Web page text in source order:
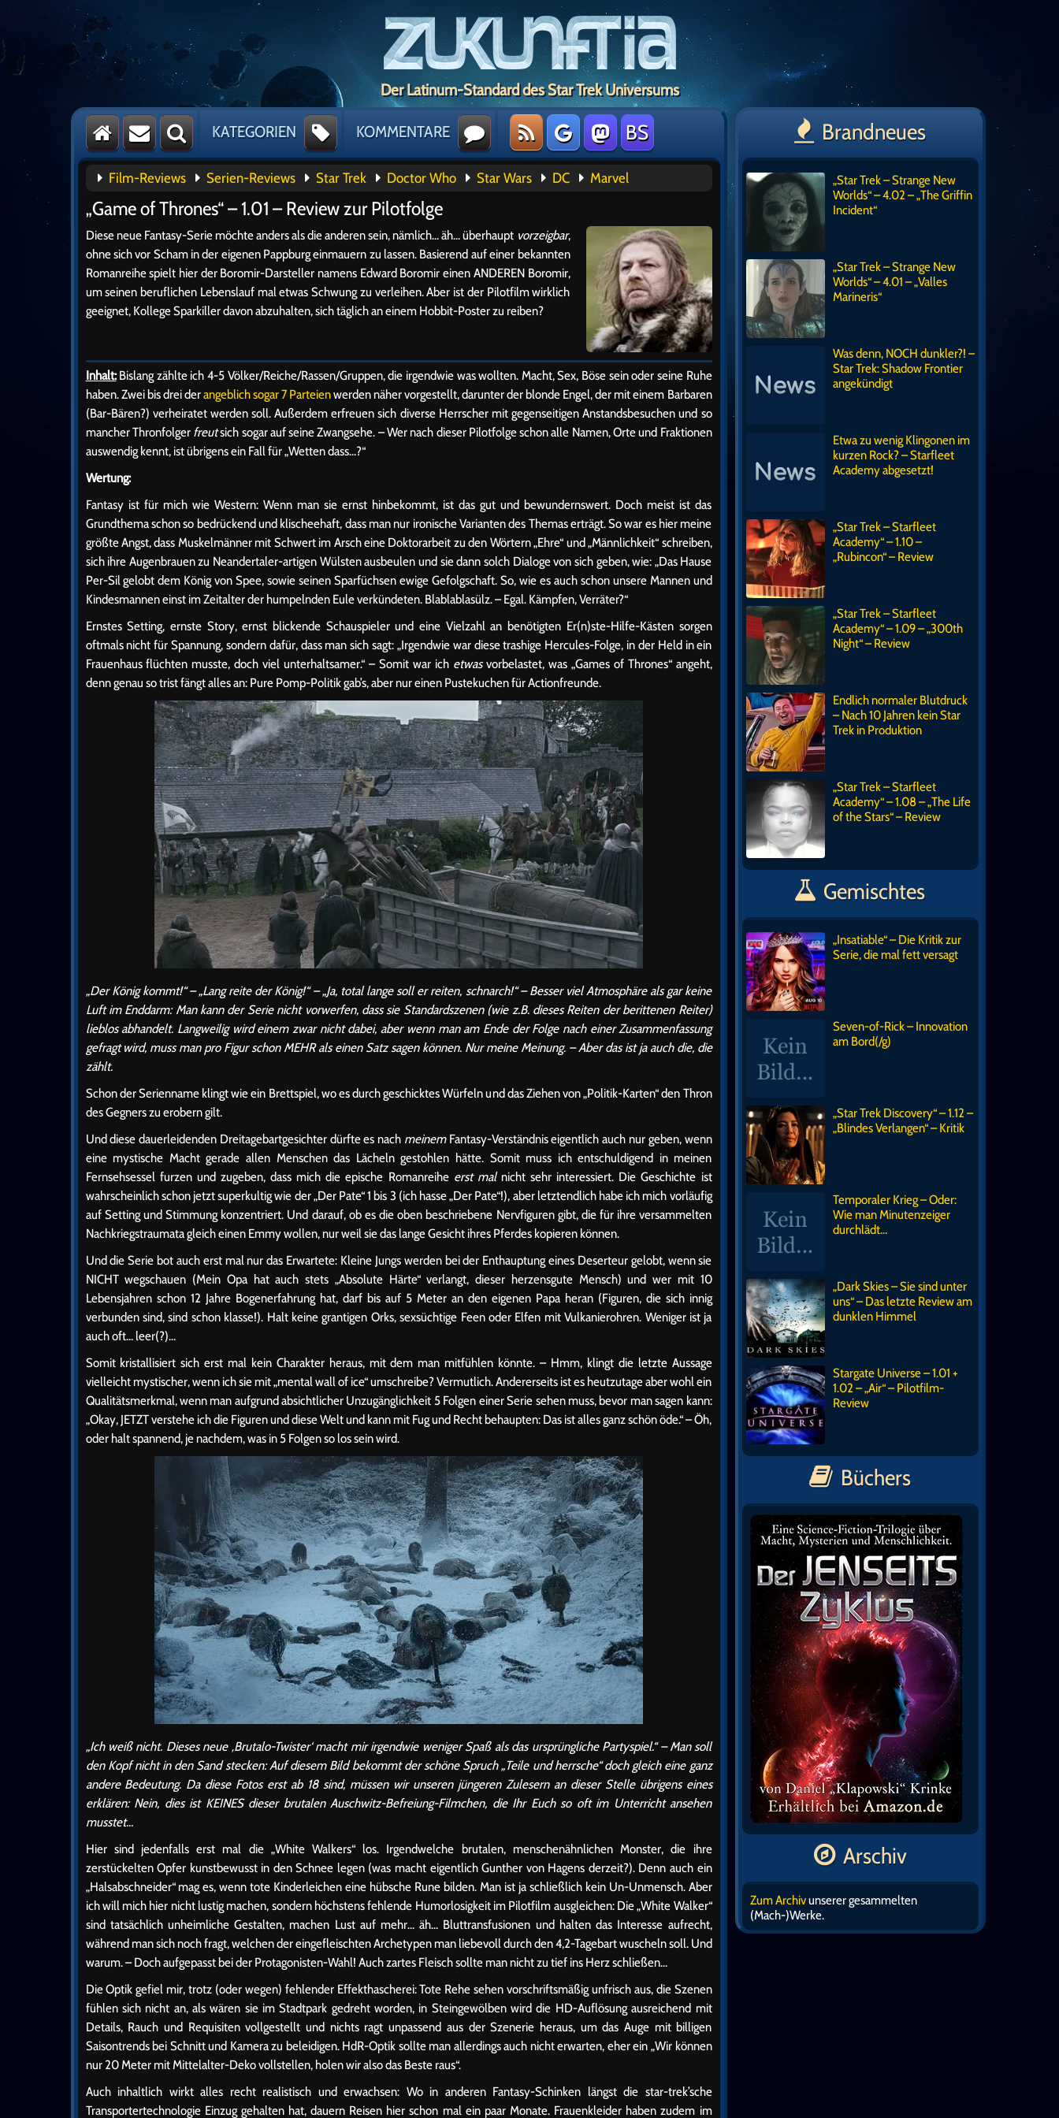
Der Latinum-Standard des Star Trek Universums
KATEGORIEN KOMMENTARE BS
Film-Reviews Serien-Reviews Star Trek Doctor Who Star Wars DC Marvel
„Game of Thrones“ – 1.01 – Review zur Pilotfolge
Diese neue Fantasy-Serie möchte anders als die anderen sein, nämlich… äh… überhaupt vorzeigbar,
ohne sich vor Scham in der eigenen Pappburg einmauern zu lassen. Basierend auf einer bekannten
Romanreihe spielt hier der Boromir-Darsteller namens Edward Boromir einen ANDEREN Boromir,
um seinen beruflichen Lebenslauf mal etwas Schwung zu verleihen. Aber ist der Pilotfilm wirklich
geeignet, Kollege Sparkiller davon abzuhalten, sich täglich an einem Hobbit-Poster zu reiben?
Inhalt:Bislang zählte ich 4-5 Völker/Reiche/Rassen/Gruppen, die irgendwie was wollten. Macht, Sex, Böse sein oder seine Ruhe
haben. Zwei bis drei derangeblich sogar 7 Parteienwerden näher vorgestellt, darunter der blonde Engel, der mit einem Barbaren
(Bar-Bären?) verheiratet werden soll. Außerdem erfreuen sich diverse Herrscher mit gegenseitigen Anstandsbesuchen und so
mancher Thronfolger freutsich sogar auf seine Zwangsehe. – Wer nach dieser Pilotfolge schon alle Namen, Orte und Fraktionen
auswendig kennt, ist übrigens ein Fall für „Wetten dass…?“
Wertung:
Fantasy ist für mich wie Western: Wenn man sie ernst hinbekommt, ist das gut und bewundernswert. Doch meist ist das
Grundthema schon so bedrückend und klischeehaft, dass man nur ironische Varianten des Themas erträgt. So war es hier meine
größte Angst, dass Muskelmänner mit Schwert im Arsch eine Doktorarbeit zu den Wörtern „Ehre“ und „Männlichkeit“ schreiben,
sich ihre Augenbrauen zu Neandertaler-artigen Wülsten ausbeulen und sie dann solch Dialoge von sich geben, wie: „Das Hause
Per-Sil gelobt dem König von Spee, sowie seinen Sparfüchsen ewige Gefolgschaft. So, wie es auch schon unsere Mannen und
Kindesmannen einst im Zeitalter der humpelnden Eule verkündeten. Blablablasülz. – Egal. Kämpfen, Verräter?“
Ernstes Setting, ernste Story, ernst blickende Schauspieler und eine Vielzahl an benötigten Er(n)ste-Hilfe-Kästen sorgen
oftmals nicht für Spannung, sondern dafür, dass man sich sagt: „Irgendwie war diese trashige Hercules-Folge, in der Held in ein
Frauenhaus flüchten musste, doch viel unterhaltsamer.“ – Somit war ich etwasvorbelastet, was „Games of Thrones“ angeht,
denn genau so trist fängt alles an: Pure Pomp-Politik gab’s, aber nur einen Pustekuchen für Actionfreunde.
„Der König kommt!“ – „Lang reite der König!“ – „Ja, total lange soll er reiten, schnarch!“ – Besser viel Atmosphäre als gar keine
Luft im Enddarm: Man kann der Serie nicht vorwerfen, dass sie Standardszenen (wie z.B. dieses Reiten der berittenen Reiter)
lieblos abhandelt. Langweilig wird einem zwar nicht dabei, aber wenn man am Ende der Folge nach einer Zusammenfassung
gefragt wird, muss man pro Figur schon MEHR als einen Satz sagen können. Nur meine Meinung. – Aber das ist ja auch die, die
zählt.
Schon der Serienname klingt wie ein Brettspiel, wo es durch geschicktes Würfeln und das Ziehen von „Politik-Karten“ den Thron
des Gegners zu erobern gilt.
Und diese dauerleidenden Dreitagebartgesichter dürfte es nach meinemFantasy-Verständnis eigentlich auch nur geben, wenn
eine mystische Macht gerade allen Menschen das Lächeln gestohlen hätte. Somit muss ich entschuldigend in meinen
Fernsehsessel furzen und zugeben, dass mich die epische Romanreihe erst malnicht sehr interessiert. Die Geschichte ist
wahrscheinlich schon jetzt superkultig wie der „Der Pate“ 1 bis 3 (ich hasse „Der Pate“!), aber letztendlich habe ich mich vorläufig
auf Setting und Stimmung konzentriert. Und darauf, ob es die oben beschriebene Nervfiguren gibt, die für ihre versammelten
Nachkriegstraumata gleich einen Emmy wollen, nur weil sie das lange Gesicht ihres Pferdes kopieren können.
Und die Serie bot auch erst mal nur das Erwartete: Kleine Jungs werden bei der Enthauptung eines Deserteur gelobt, wenn sie
NICHT wegschauen (Mein Opa hat auch stets „Absolute Härte“ verlangt, dieser herzensgute Mensch) und wer mit 10
Lebensjahren schon 12 Jahre Bogenerfahrung hat, darf bis auf 5 Meter an den eigenen Papa heran (Figuren, die sich innig
verbunden sind, sind schon klasse!). Halt keine grantigen Orks, sexsüchtige Feen oder Elfen mit Vulkanierohren. Weniger ist ja
auch oft… leer(?)…
Somit kristallisiert sich erst mal kein Charakter heraus, mit dem man mitfühlen könnte. – Hmm, klingt die letzte Aussage
vielleicht mystischer, wenn ich sie mit „mental wall of ice“ umschreibe? Vermutlich. Andererseits ist es heutzutage aber wohl ein
Qualitätsmerkmal, wenn man aufgrund absichtlicher Unzugänglichkeit 5 Folgen einer Serie sehen muss, bevor man sagen kann:
„Okay, JETZT verstehe ich die Figuren und diese Welt und kann mit Fug und Recht behaupten: Das ist alles ganz schön öde.“ – Öh,
oder halt spannend, je nachdem, was in 5 Folgen so los sein wird.
„Ich weiß nicht. Dieses neue ‚Brutalo-Twister‘ macht mir irgendwie weniger Spaß als das ursprüngliche Partyspiel.“ – Man soll
den Kopf nicht in den Sand stecken: Auf diesem Bild bekommt der schöne Spruch „Teile und herrsche“ doch gleich eine ganz
andere Bedeutung. Da diese Fotos erst ab 18 sind, müssen wir unseren jüngeren Zulesern an dieser Stelle übrigens eines
erklären: Nein, dies ist KEINES dieser brutalen Auschwitz-Befreiung-Filmchen, die Ihr Euch so oft im Unterricht ansehen
musstet…
Hier sind jedenfalls erst mal die „White Walkers“ los. Irgendwelche brutalen, menschenähnlichen Monster, die ihre
zerstückelten Opfer kunstbewusst in den Schnee legen (was macht eigentlich Gunther von Hagens derzeit?). Denn auch ein
„Halsabschneider“ mag es, wenn tote Kinderleichen eine hübsche Rune bilden. Man ist ja schließlich kein Un-Unmensch. Aber
ich will mich hier nicht lustig machen, sondern höchstens fehlende Humorlosigkeit im Pilotfilm ausgleichen: Die „White Walker“
sind tatsächlich unheimliche Gestalten, machen Lust auf mehr… äh… Bluttransfusionen und halten das Interesse aufrecht,
während man sich noch fragt, welchen der eingefleischten Archetypen man liebevoll durch den 4,2-Tagebart wuscheln soll. Und
warum. – Doch aufgepasst bei der Protagonisten-Wahl! Auch zartes Fleisch sollte man nicht zu tief ins Herz schließen…
Die Optik gefiel mir, trotz (oder wegen) fehlender Effekthascherei: Tote Rehe sehen vorschriftsmäßig unfrisch aus, die Szenen
fühlen sich nicht an, als wären sie im Stadtpark gedreht worden, in Steingewölben wird die HD-Auflösung ausreichend mit
Details, Rauch und Requisiten vollgestellt und nichts ragt unpassend aus der Szenerie heraus, um das Auge mit billigen
Saisontrends bei Schnitt und Kamera zu beleidigen. HdR-Optik sollte man allerdings auch nicht erwarten, eher ein „Wir können
nur 20 Meter mit Mittelalter-Deko vollstellen, holen wir also das Beste raus“.
Auch inhaltlich wirkt alles recht realistisch und erwachsen: Wo in anderen Fantasy-Schinken längst die star-trek’sche
Transportertechnologie Einzug gehalten hat, dauern Reisen hier schon mal ein paar Monate. Frauenkleider haben zudem im
Brandneues
„Star Trek – Strange New
Worlds“ – 4.02 – „The Griffin
Incident“
„Star Trek – Strange New
Worlds“ – 4.01 – „Valles
Marineris“
Was denn, NOCH dunkler?! –
Star Trek: Shadow Frontier
angekündigt
Etwa zu wenig Klingonen im
kurzen Rock? – Starfleet
Academy abgesetzt!
„Star Trek – Starfleet
Academy“ – 1.10 –
„Rubincon“ – Review
„Star Trek – Starfleet
Academy“ – 1.09 – „300th
Night“ – Review
Endlich normaler Blutdruck
– Nach 10 Jahren kein Star
Trek in Produktion
„Star Trek – Starfleet
Academy“ – 1.08 – „The Life
of the Stars“ – Review
Gemischtes
„Insatiable“ – Die Kritik zur
Serie, die mal fett versagt
Seven-of-Rick – Innovation
am Bord(/g)
„Star Trek Discovery“ – 1.12 –
„Blindes Verlangen“ – Kritik
Temporaler Krieg – Oder:
Wie man Minutenzeiger
durchlädt…
„Dark Skies – Sie sind unter
uns“ – Das letzte Review am
dunklen Himmel
Stargate Universe – 1.01 +
1.02 – „Air“ – Pilotfilm-
Review
Büchers
Arschiv
Zum Archivunserer gesammelten
(Mach-)Werke.